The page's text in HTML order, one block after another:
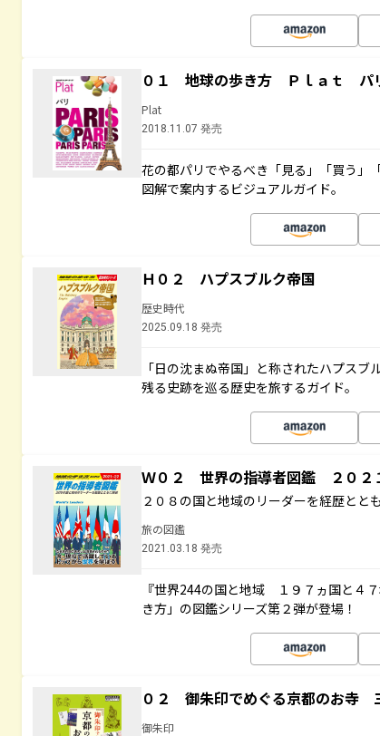
０１ 地球の歩き方 Ｐｌａｔ パ
Plat
2018.11.07 発売
花の都パリでやるべき「見る」「買う」
図解で案内するビジュアルガイド。
Ｈ０２ ハプスブルク帝国
歴史時代
2025.09.18 発売
「日の沈まぬ帝国」と称されたハプス
残る史跡を巡る歴史を旅するガイド。
Ｗ０２ 世界の指導者図鑑 ２０２
２０８の国と地域のリーダーを経歴とと
旅の図鑑
2021.03.18 発売
『世界244の国と地域 １９７ヵ国と４
き方」の図鑑シリーズ第２弾が登場！
０２ 御朱印でめぐる京都のお寺
御朱印